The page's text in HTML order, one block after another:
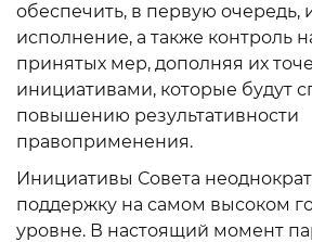
обеспечить, в первую очередь,
исполнение, а также контроль
принятых мер, дополняя их
инициативами, которые будут
повышению результативности
правоприменения.
Инициативы Совета
поддержку на самом высоком
уровне. В настоящий момент